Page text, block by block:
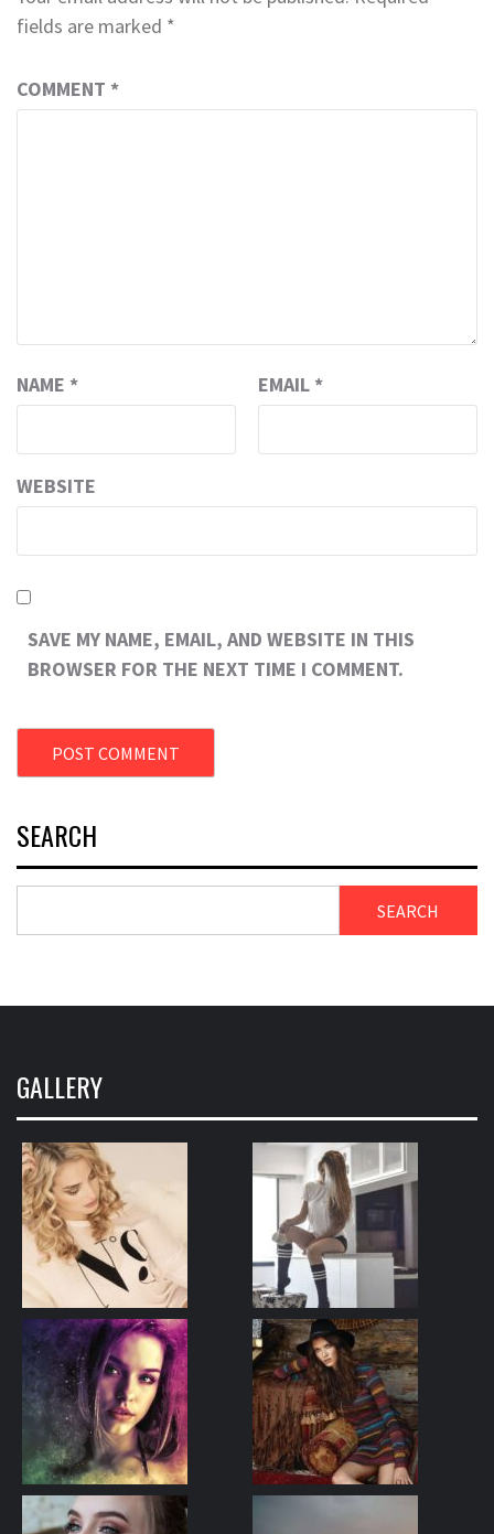
fields are marked *
COMMENT *
NAME * EMAIL *
WEBSITE
SAVE MY NAME, EMAIL, AND WEBSITE IN THIS
BROWSER FOR THE NEXT TIME I COMMENT.
SEARCH
SEARCH
GALLERY